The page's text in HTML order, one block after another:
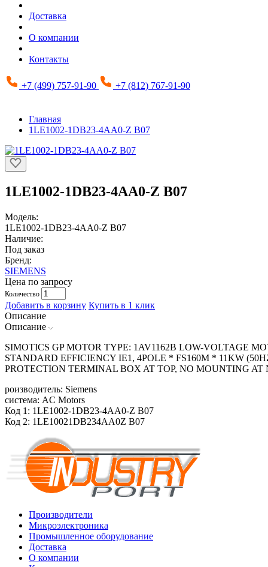
Доставка
О компании
Контакты
+7 (499) 757-91-90 +7 (812) 767-91-90
Главная
1LE1002-1DB23-4AA0-Z B07
1LE1002-1DB23-4AA0-Z B07
Модель:
1LE1002-1DB23-4AA0-Z B07
Наличие:
Под заказ
Бренд:
SIEMENS
Цена по запросу
Количество
Добавить в корзину Купить в 1 клик
Описание
Описание
SIMOTICS GP MOTOR TYPE: 1AV1162B LOW-VOLTAGE
STANDARD EFFICIENCY IE1, 4POLE * FS160M * 11KW
PROTECTION TERMINAL BOX AT TOP, NO MOUNTING
роизводитель: Siemens
система: AC Motors
Код 1: 1LE1002-1DB23-4AA0-Z B07
Код 2: 1LE10021DB234AA0Z B07
Производители
Микроэлектроника
Промышленное оборудование
Доставка
О компании